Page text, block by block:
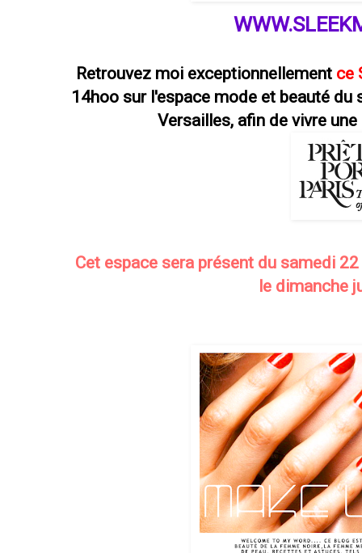
Retrouvez moi exceptionnellementce
14hoosur l'espace mode et beauté du
Versailles, afin de vivre
Cet espace sera présent du samedi
le dimanche